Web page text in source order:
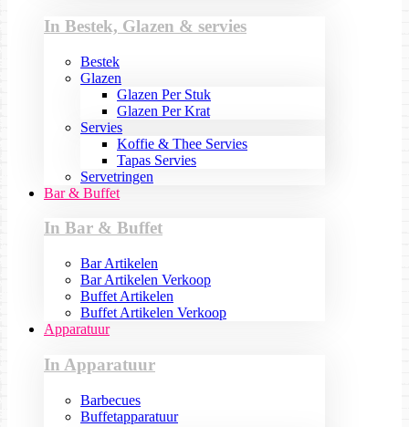
In Bestek, Glazen & servies
Bestek
Glazen
Glazen Per Stuk
Glazen Per Krat
Servies
Koffie & Thee Servies
Tapas Servies
Servetringen
Bar & Buffet
In Bar & Buffet
Bar Artikelen
Bar Artikelen Verkoop
Buffet Artikelen
Buffet Artikelen Verkoop
Apparatuur
In Apparatuur
Barbecues
Buffetapparatuur